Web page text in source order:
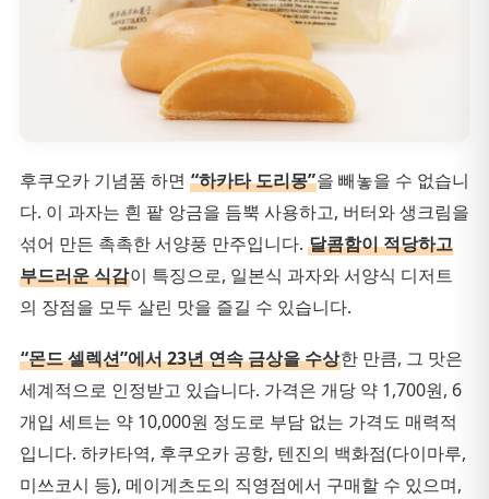
후쿠오카 기념품 하면 “하카타 도리몽”을 빼놓을 수 없습니
다. 이 과자는 흰 팥 앙금을 듬뿍 사용하고, 버터와 생크림을
섞어 만든 촉촉한 서양풍 만주입니다. 달콤함이 적당하고
부드러운 식감이 특징으로, 일본식 과자와 서양식 디저트
의 장점을 모두 살린 맛을 즐길 수 있습니다.
“몬드 셀렉션”에서 23년 연속 금상을 수상한 만큼, 그 맛은
세계적으로 인정받고 있습니다. 가격은 개당 약 1,700원, 6
개입 세트는 약 10,000원 정도로 부담 없는 가격도 매력적
입니다. 하카타역, 후쿠오카 공항, 텐진의 백화점(다이마루,
미쓰코시 등), 메이게츠도의 직영점에서 구매할 수 있으며,